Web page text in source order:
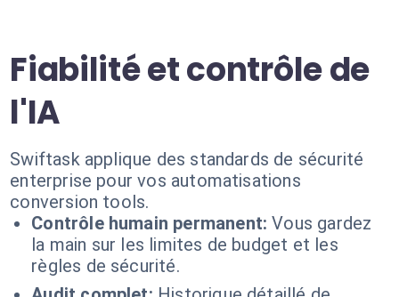
Fiabilité et contrôle de
l'IA
Swiftask applique des standards de sécurité
enterprise pour vos automatisations
conversion tools.
Contrôle humain permanent: Vous gardez
la main sur les limites de budget et les
règles de sécurité.